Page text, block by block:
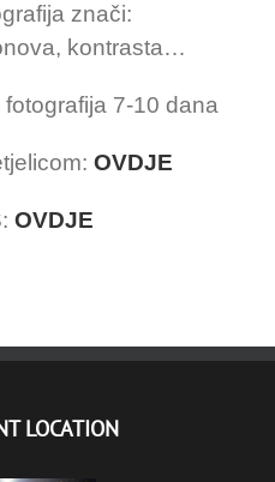
znači:
kontrasta…
7-10 dana
OVDJE
OVDJE
LOCATION